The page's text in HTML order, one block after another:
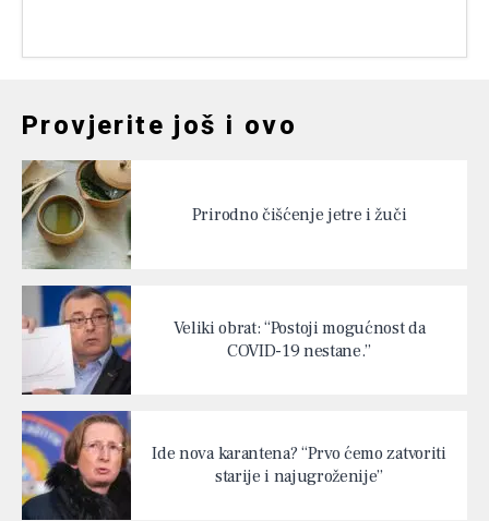
Provjerite još i ovo
Prirodno čišćenje jetre i žuči
Veliki obrat: “Postoji mogućnost da
COVID-19 nestane.”
Ide nova karantena? “Prvo ćemo zatvoriti
starije i najugroženije”